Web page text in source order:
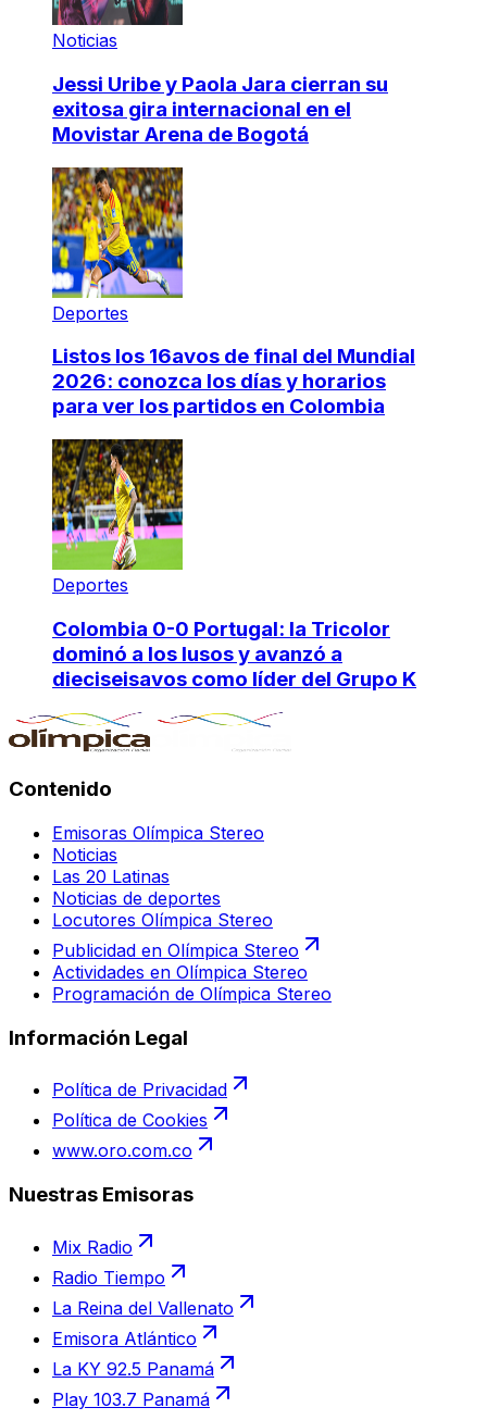
Noticias
Jessi Uribe y Paola Jara cierran su
exitosa gira internacional en el
Movistar Arena de Bogotá
Deportes
Listos los 16avos de final del Mundial
2026: conozca los días y horarios
para ver los partidos en Colombia
Deportes
Colombia 0-0 Portugal: la Tricolor
dominó a los lusos y avanzó a
dieciseisavos como líder del Grupo K
Contenido
Emisoras Olímpica Stereo
Noticias
Las 20 Latinas
Noticias de deportes
Locutores Olímpica Stereo
Publicidad en Olímpica Stereo
Actividades en Olímpica Stereo
Programación de Olímpica Stereo
Información Legal
Política de Privacidad
Política de Cookies
www.oro.com.co
Nuestras Emisoras
Mix Radio
Radio Tiempo
La Reina del Vallenato
Emisora Atlántico
La KY 92.5 Panamá
Play 103.7 Panamá